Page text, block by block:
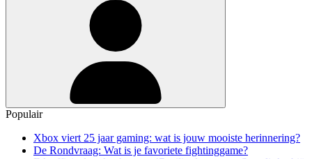
Populair
Xbox viert 25 jaar gaming: wat is jouw mooiste herinnering?
De Rondvraag: Wat is je favoriete fightinggame?